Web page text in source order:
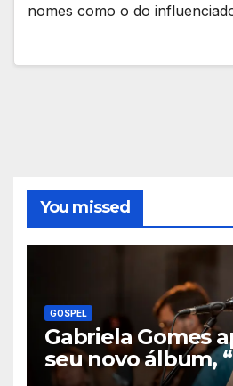
nomes como o do
You missed
GOSPEL
Gabriela Gomes
seu novo álbum,